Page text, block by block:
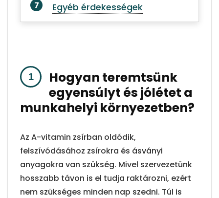
Egyéb érdekességek
Hogyan teremtsünk
egyensúlyt és jólétet a
munkahelyi környezetben?
Az A-vitamin zsírban oldódik,
felszívódásához zsírokra és ásványi
anyagokra van szükség. Mivel szervezetünk
hosszabb távon is el tudja raktározni, ezért
nem szükséges minden nap szedni. Túl is